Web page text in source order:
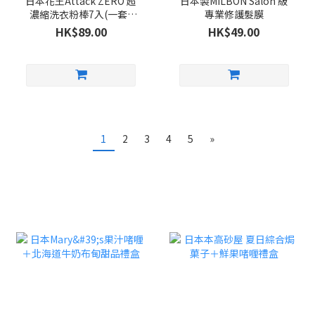
濃縮洗衣粉棒7入(一套5
包)
HK$89.00
專業修護髮膜
HK$49.00
1 2 3 4 5 »